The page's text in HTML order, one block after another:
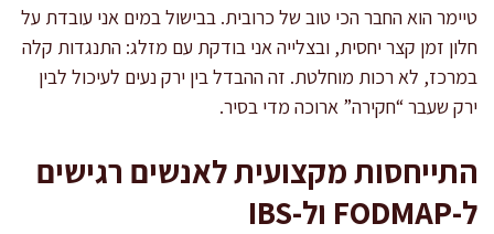
טיימר הוא החבר הכי טוב של כרובית. בבישול במים אני עובדת על
חלון זמן קצר יחסית, ובצלייה אני בודקת עם מזלג: התנגדות קלה
במרכז, לא רכות מוחלטת. זה ההבדל בין ירק נעים לעיכול לבין
ירק שעבר “חקירה” ארוכה מדי בסיר.
התייחסות מקצועית לאנשים רגישים
ל-FODMAP ול-IBS